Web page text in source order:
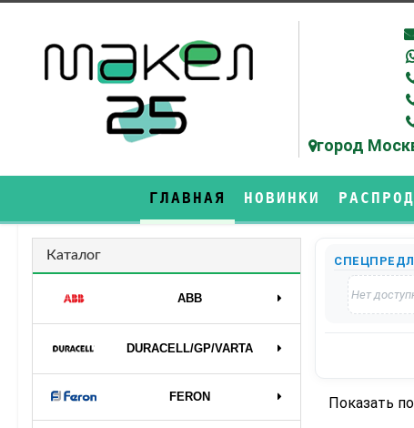
город
ГЛАВНАЯ НОВИНКИ
Каталог
ABB
DURAСELL/GP/VARTA
FERON
Нет
Показать по